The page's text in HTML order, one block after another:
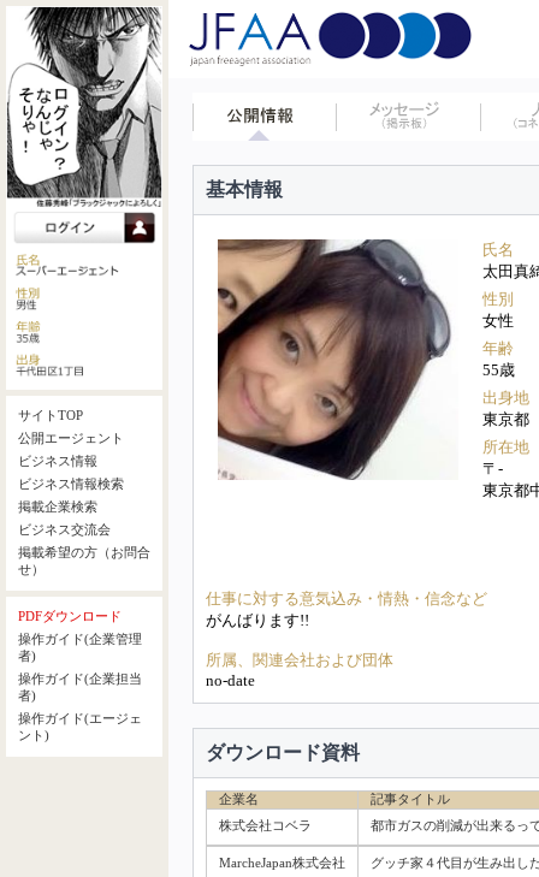
サイトTOP
公開エージェント
ビジネス情報
ビジネス情報検索
掲載企業検索
ビジネス交流会
掲載希望の方（お問合
せ）
PDFダウンロード
操作ガイド(企業管理
者)
操作ガイド(企業担当
者)
操作ガイド(エージェ
ント)
基本情報
氏名
太田真
性別
女性
年齢
55歳
出身地
東京都
所在地
〒-
東京都
仕事に対する意気込み・情熱・信念など
がんばります!!
所属、関連会社および団体
no-date
ダウンロード資料
企業名
記事タイトル
株式会社コベラ
都市ガスの削減が出来るっ
MarcheJapan株式会社 グッチ家４代目が生み出し